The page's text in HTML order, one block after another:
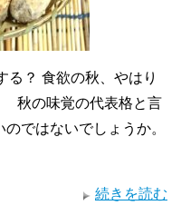
？ 食欲の秋、やはり
秋の味覚の代表格と言
ではないでしょうか。
続きを読む